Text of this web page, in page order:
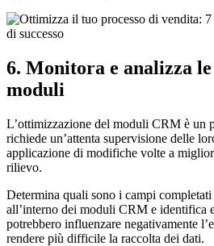
6. Monitora e analizza
moduli
L’ottimizzazione del moduli CRM è un
richiede un’attenta supervisione delle
applicazione di modifiche volte a
rilievo.
Determina quali sono i campi
all’interno dei moduli CRM e identifica
potrebbero influenzare negativamente
rendere più difficile la raccolta dei dati.